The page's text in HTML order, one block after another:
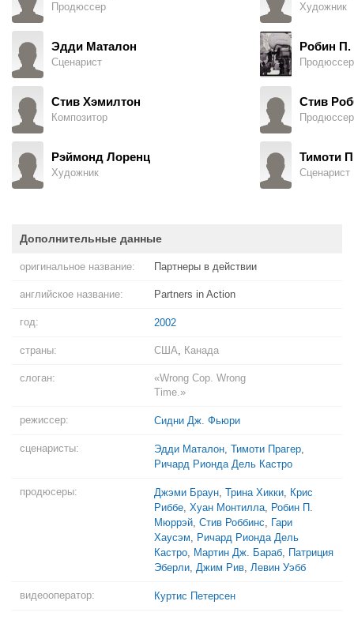
Продюссер
Эдди Маталон
Сценарист
Стив Хэмилтон
Композитор
Рэймонд Лоренц
Художник
Художник
Робин
Продюссер
Стив
Продюссер
Тимоти
Сценарист
Дополнительные данные
оригинальное название: Партнеры в действии
английское название: Partners in Action
год: 2002
страны: США, Канада
слоган:
«Wrong Cop. Wrong
Time.»
режиссер: Сидни Дж. Фьюри
сценаристы: Эдди Маталон, Тимоти Прагер,
Ричард Рионда Дель Кастро
продюсеры: Джэми Браун, Трина Хикки, Крис
Риббе, Хуан Монтилла, Робин П.
Мюррэй, Стив Роббинс, Гари
Хаусэм, Ричард Рионда Дель
Кастро, Мартин Дж. Бараб, Патриция
Эберли, Джим Рив, Левин Уэбб
видеооператор: Куртис Петерсен